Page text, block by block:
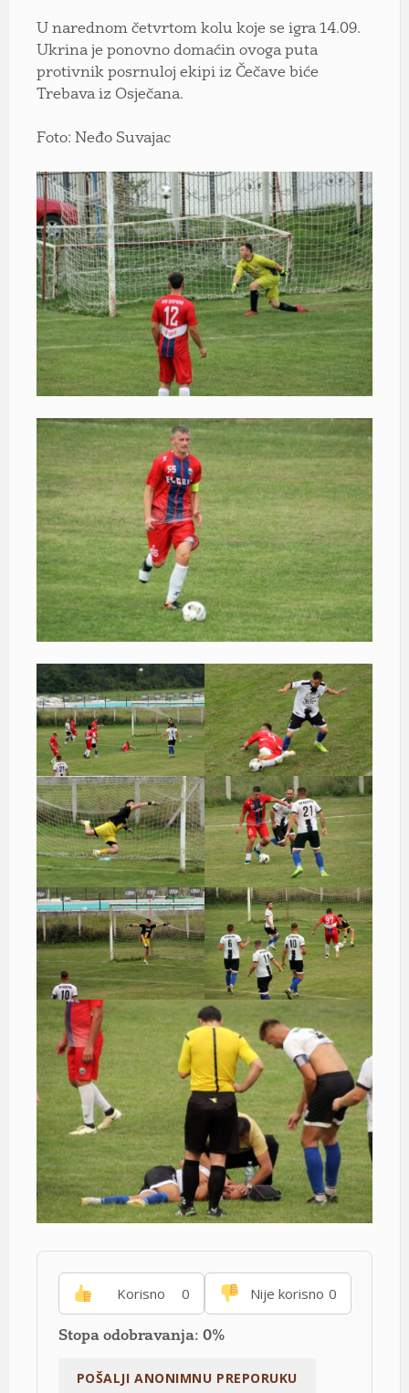
U narednom četvrtom kolu koje se igra 14.09.
Ukrina je ponovno domaćin ovoga puta
protivnik posrnuloj ekipi iz Čečave biće
Trebava iz Osječana.
Foto: Neđo Suvajac
Korisno 0 Nije korisno 0
Stopa odobravanja: 0%